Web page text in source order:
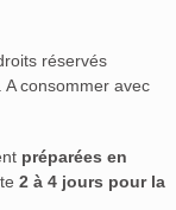
réservés
consommer avec
préparées en
2 à 4 jours pour la